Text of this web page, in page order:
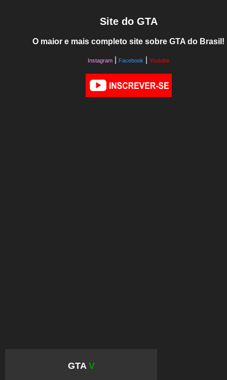
Site do GTA
O maior e mais completo site sobre GTA do Brasil!
Instagram Facebook Youtube
GTA V